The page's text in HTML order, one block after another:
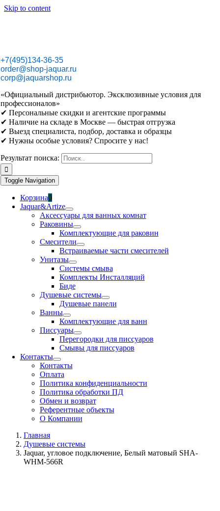
Skip to content
+7(495)134-36-35
order@shop-jaquar.ru
corp@jaquarshop.ru
«Официальный дистрибьютор. Эксклюзивные условия для
профессионалов»
✔ Персональные скидки и агентские программы
✔ Наличие на складе в Москве — быстрая отгрузка
✔ Выезд специалиста, подбор, доставка и образцы
✔ Нужны особые условия? Спросите у нас!
Результат поиска:
Toggle Navigation
Корзина0
Jaquar&Artize
Аксессуары для ванных комнат
Раковины
Комплектующие для раковин
Смесители
Встраиваемые части смесителей
Унитазы
Системы смыва
Комплекты Инсталляций
Биде
Душевые системы
Душевые панели
Ванны
Комплектующие для ванн
Писсуары
Перегородки для писсуаров
Смывы для писсуаров
Контакты
Контакты
Оплата
Политика конфиденциальности
Политика обработки ПД
Обмен и возврат
Референтные объекты
О Компании
Главная
Душевые системы
Jaquar, угловое подключение, Белый матовый SHA-
WHM-566R